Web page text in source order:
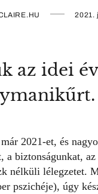
2021.
az idei
2021-et, és
a biztonságunkat,
nélküli lélegzetet.
pszichéje), úgy